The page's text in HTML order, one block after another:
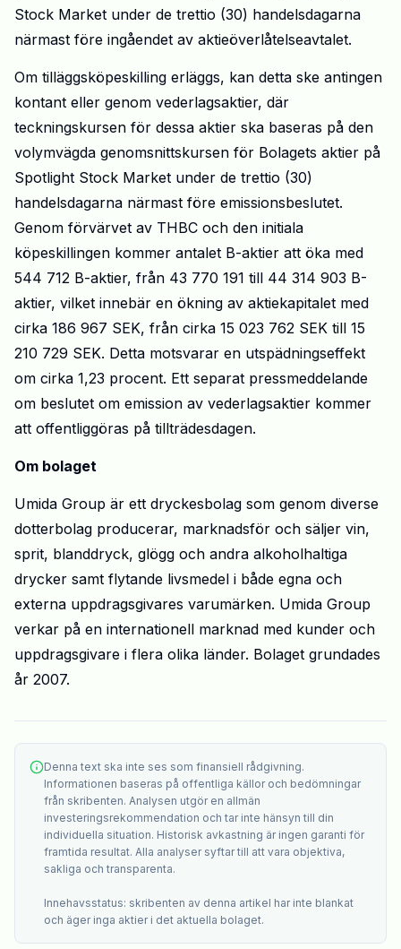
Stock Market under de trettio (30) handelsdagarna
närmast före ingåendet av aktieöverlåtelseavtalet.
Om tilläggsköpeskilling erläggs, kan detta ske antingen
kontant eller genom vederlagsaktier, där
teckningskursen för dessa aktier ska baseras på den
volymvägda genomsnittskursen för Bolagets aktier på
Spotlight Stock Market under de trettio (30)
handelsdagarna närmast före emissionsbeslutet.
Genom förvärvet av THBC och den initiala
köpeskillingen kommer antalet B-aktier att öka med
544 712 B-aktier, från 43 770 191 till 44 314 903 B-
aktier, vilket innebär en ökning av aktiekapitalet med
cirka 186 967 SEK, från cirka 15 023 762 SEK till 15
210 729 SEK. Detta motsvarar en utspädningseffekt
om cirka 1,23 procent. Ett separat pressmeddelande
om beslutet om emission av vederlagsaktier kommer
att offentliggöras på tillträdesdagen.
Om bolaget
Umida Group är ett dryckesbolag som genom diverse
dotterbolag producerar, marknadsför och säljer vin,
sprit, blanddryck, glögg och andra alkoholhaltiga
drycker samt flytande livsmedel i både egna och
externa uppdragsgivares varumärken. Umida Group
verkar på en internationell marknad med kunder och
uppdragsgivare i flera olika länder. Bolaget grundades
år 2007.
Denna text ska inte ses som finansiell rådgivning.
Informationen baseras på offentliga källor och bedömningar
från skribenten. Analysen utgör en allmän
investeringsrekommendation och tar inte hänsyn till din
individuella situation. Historisk avkastning är ingen garanti för
framtida resultat. Alla analyser syftar till att vara objektiva,
sakliga och transparenta.
Innehavsstatus: skribenten av denna artikel har inte blankat
och äger inga aktier i det aktuella bolaget.